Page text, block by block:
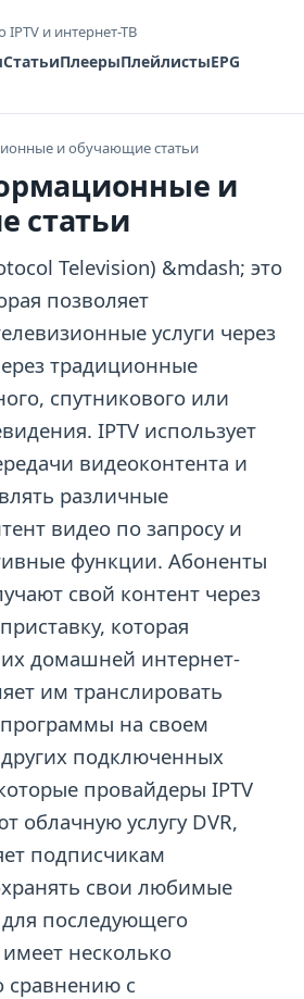
IPTV и интернет-ТВ
СтатьиПлеерыПлейлистыEPG
и обучающие статьи
и
статьи
Television) &mdash; это
позволяет
услуги через
традиционные
спутникового или
IPTV использует
видеоконтента и
различные
видео по запросу и
функции. Абоненты
свой контент через
которая
домашней интернет-
им транслировать
на своем
подключенных
провайдеры IPTV
облачную услугу DVR,
подписчикам
свои любимые
последующего
несколько
сравнению с